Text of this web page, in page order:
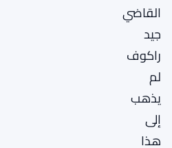
القاضي
جيد
راكوف
لم
يذهب
إلى
هذا